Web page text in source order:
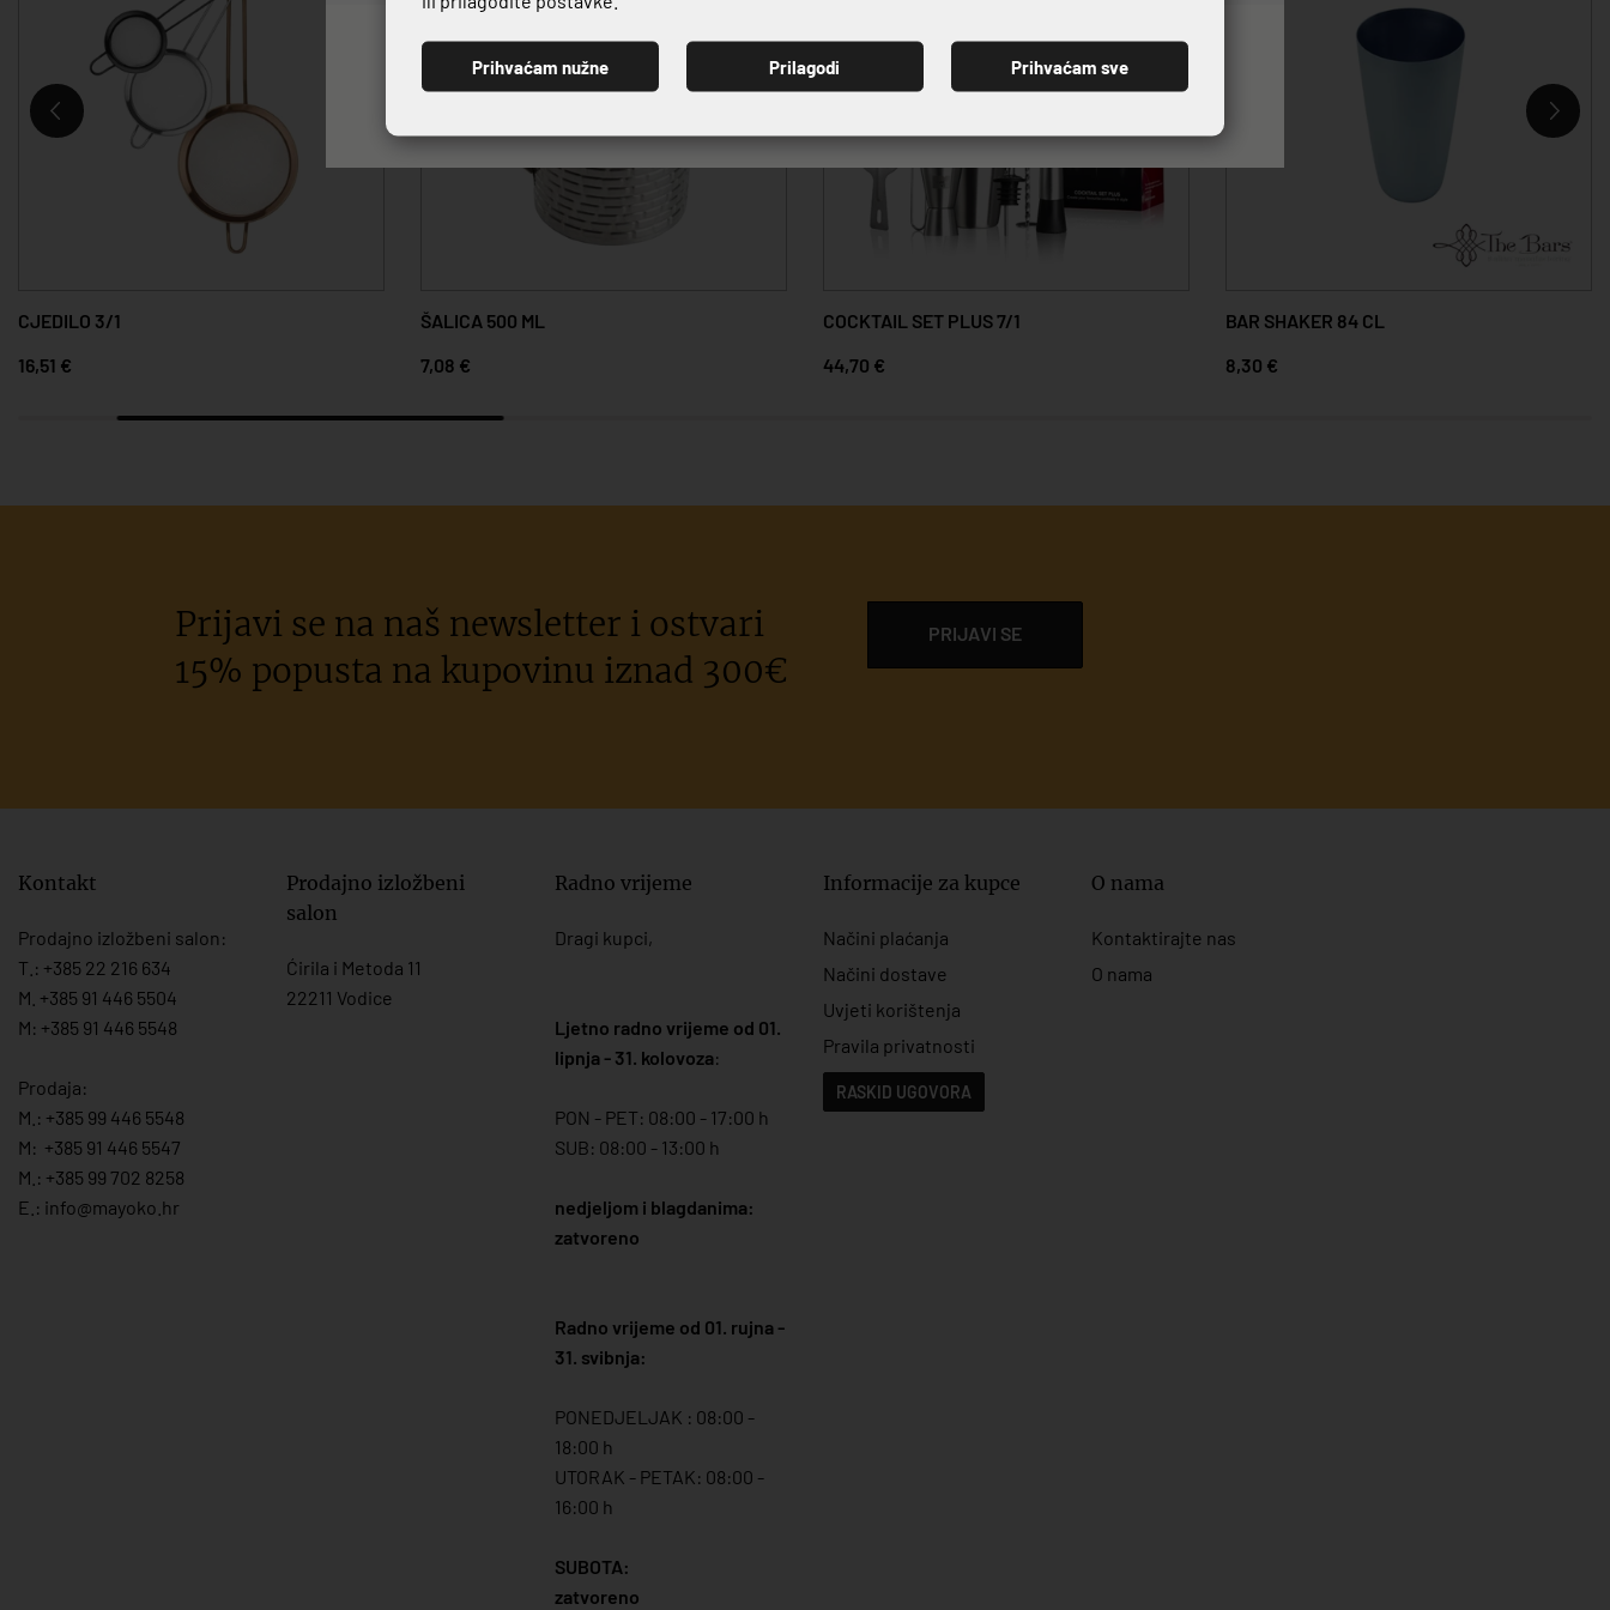
CJEDILO 3/1
16,51 €
ŠALICA 500 ML
7,08 €
COCKTAIL SET PLUS 7/1
44,70 €
BAR SHAKER 84 CL
8,30 €
Prijavi se na naš newsletter i ostvari
15% popusta na kupovinu iznad 300€
PRIJAVI SE
Kontakt
Prodajno izložbeni salon:
T.: +385 22 216 634
M. +385 91 446 5504
M: +385 91 446 5548
Prodaja:
M.: +385 99 446 5548
M: +385 91 446 5547
M.: +385 99 702 8258
E.: info@mayoko. hr
Prodajno izložbeni
salon
Ćirila i Metoda 11
22211 Vodice
Radno vrijeme
Dragi kupci,
Ljetno radno vrijeme od 01.
lipnja - 31. kolovoza:
PON - PET: 08:00 - 17:00 h
SUB: 08:00 - 13:00 h
nedjeljom i blagdanima:
zatvoreno
Radno vrijeme od 01. rujna -
31. svibnja:
PONEDJELJAK : 08:00 -
18:00 h
UTORAK - PETAK: 08:00 -
16:00 h
SUBOTA:
zatvoreno
Informacije za kupce
Načini plaćanja
Načini dostave
Uvjeti korištenja
Pravila privatnosti
RASKID UGOVORA
O nama
Kontaktirajte nas
O nama
PRIJAVI SE
Prihvaćam nužne Prilagodi Prihvaćam sve